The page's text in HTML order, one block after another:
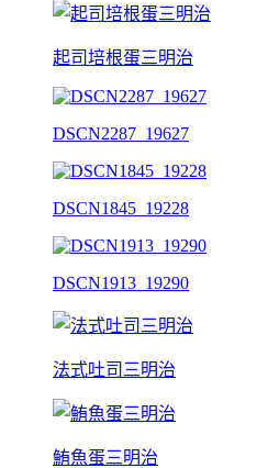
起司培根蛋三明治
DSCN2287_19627
DSCN1845_19228
DSCN1913_19290
法式吐司三明治
鮪魚蛋三明治